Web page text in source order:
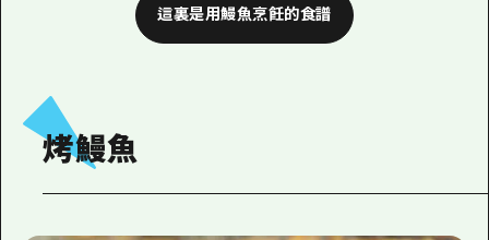
這裏是用鰻魚烹飪的食譜
烤鰻魚